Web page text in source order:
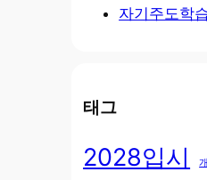
자기주도학
태그
2028입시